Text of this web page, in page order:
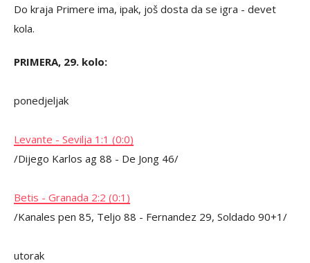
Do kraja Primere ima, ipak, još dosta da se igra - devet
kola.
PRIMERA, 29. kolo:
ponedjeljak
Levante - Sevilja 1:1 (0:0)
/Dijego Karlos ag 88 - De Jong 46/
Betis - Granada 2:2 (0:1)
/Kanales pen 85, Teljo 88 - Fernandez 29, Soldado 90+1/
utorak